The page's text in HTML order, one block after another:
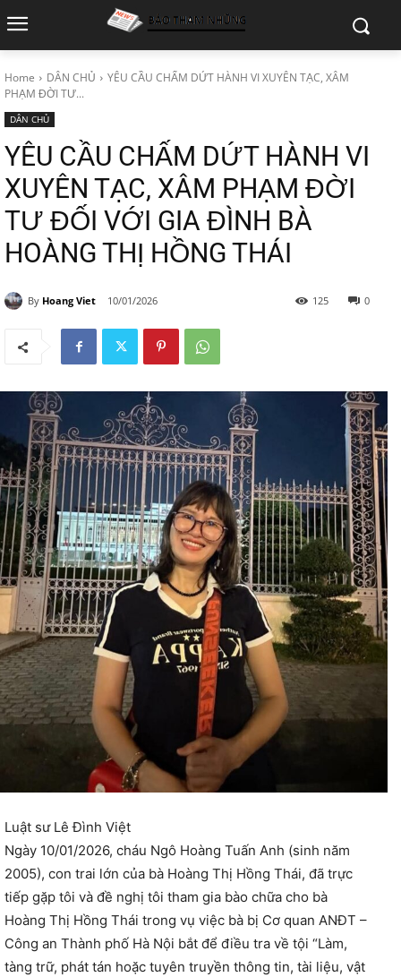
Home DÂN CHỦ
YÊU CẦU CHẤM DỨT HÀNH VI XUYÊN TẠC, XÂM
PHẠM ĐỜI TƯ...
DÂN CHỦ
YÊU CẦU CHẤM DỨT HÀNH VI
XUYÊN TẠC, XÂM PHẠM ĐỜI
TƯ ĐỐI VỚI GIA ĐÌNH BÀ
HOÀNG THỊ HỒNG THÁI
By Hoang Viet 10/01/2026 0
125
Luật sư Lê Đình Việt
Ngày 10/01/2026, cháu Ngô Hoàng Tuấn Anh (sinh năm
2005), con trai lớn của bà Hoàng Thị Hồng Thái, đã trực
tiếp gặp tôi và đề nghị tôi tham gia bào chữa cho bà
Hoàng Thị Hồng Thái trong vụ việc bà bị Cơ quan ANĐT –
Công an Thành phố Hà Nội bắt để điều tra về tội “Làm,
tàng trữ, phát tán hoặc tuyên truyền thông tin, tài liệu, vật